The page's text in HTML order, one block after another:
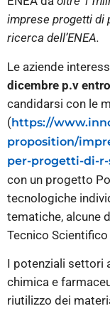
imprese progetti di
ricerca dell’ENEA.
Le aziende
dicembre p.v
candidarsi con le
(https://
proposition/
per-progetti-di-
con un progetto
tecnologiche
tematiche, alcune
Tecnico Scientifico
I potenziali settori
chimica e
riutilizzo dei